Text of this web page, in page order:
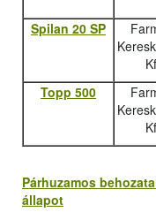
Spilan 20 SP
Topp 500
Párhuzamos
állapot